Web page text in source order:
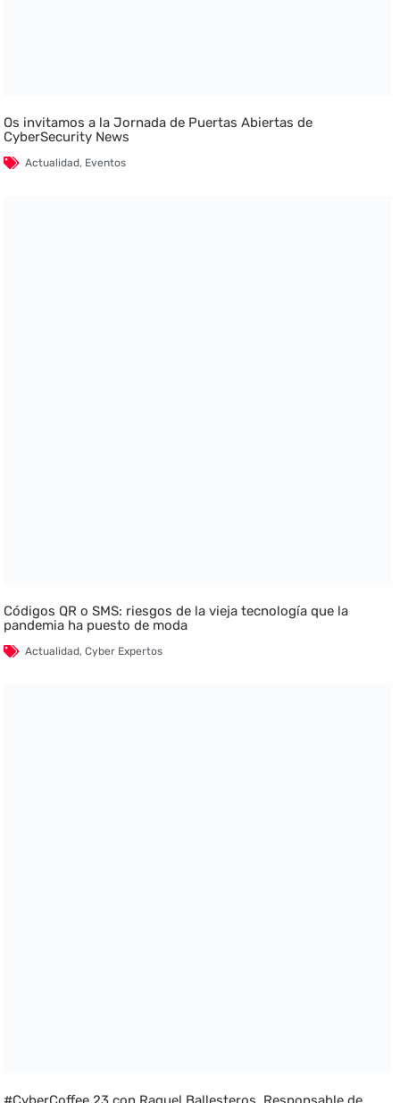
Os invitamos a la Jornada de Puertas Abiertas de
CyberSecurity News
Actualidad, Eventos
Códigos QR o SMS: riesgos de la vieja tecnología que la
pandemia ha puesto de moda
Actualidad,Cyber Expertos